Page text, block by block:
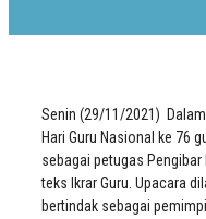
Senin (29/11/2021)
Hari Guru Nasional ke 76
sebagai petugas
teks Ikrar Guru. Upacara
bertindak sebagai